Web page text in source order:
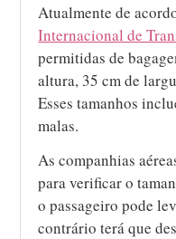
Atualmente de
Internacional de
permitidas de
altura, 35 cm de
Esses tamanhos
malas.
As companhias
para verificar o
o passageiro pode
contrário terá que